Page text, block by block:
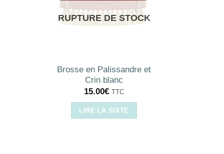
RUPTURE DE STOCK
Brosse en Palissandre et
Crin blanc
15.00€ TTC
LIRE LA SUITE